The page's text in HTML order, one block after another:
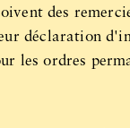
des
déclaration
les ordres